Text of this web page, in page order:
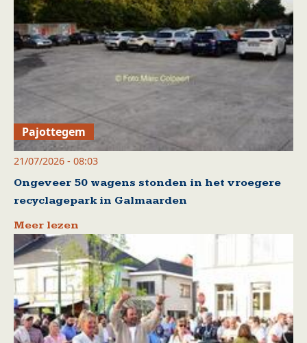
Pajottegem
21/07/2026 - 08:03
Ongeveer 50 wagens stonden in het vroegere
recyclagepark in Galmaarden
Meer lezen